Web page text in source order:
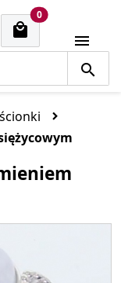

0cart items
